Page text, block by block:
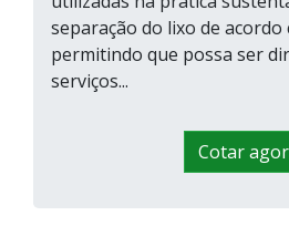
separação do lixo de
permitindo que possa ser
serviços...
Cotar